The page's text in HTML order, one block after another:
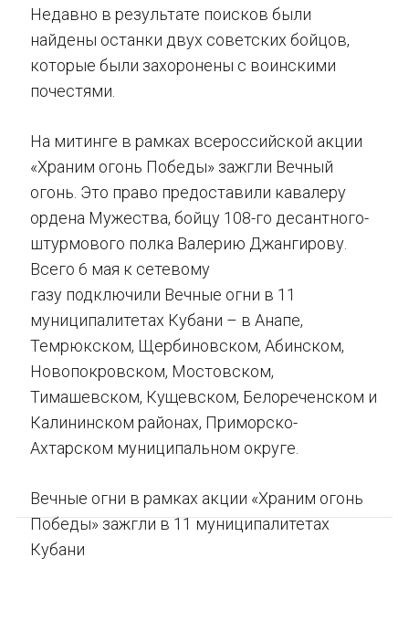
Недавно в результате поисков были
найдены останки двух советских бойцов,
которые были захоронены с воинскими
почестями.
На митинге в рамках всероссийской акции
«Храним огонь Победы» зажгли Вечный
огонь. Это право предоставили кавалеру
ордена Мужества, бойцу 108-го десантного-
штурмового полка Валерию Джангирову.
Всего 6 мая к сетевому
газу подключили Вечные огни в 11
муниципалитетах Кубани – в Анапе,
Темрюкском, Щербиновском, Абинском,
Новопокровском, Мостовском,
Тимашевском, Кущевском, Белореченском и
Калининском районах, Приморско-
Ахтарском муниципальном округе.
Вечные огни в рамках акции «Храним огонь
Победы» зажгли в 11 муниципалитетах
Кубани